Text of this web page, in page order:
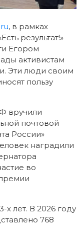
, в рамках
результат!»
Егором
активистам
Эти люди своим
пользу
вручили
почтовой
России»
наградили
во
лет. В 2026 году
768